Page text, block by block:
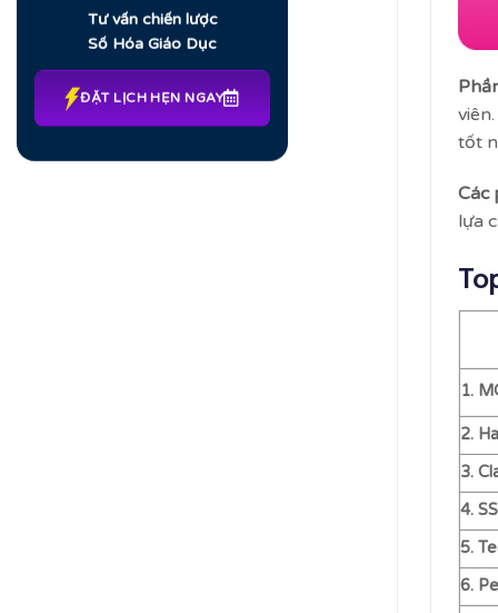
tốt
Các
lựa
1.
2.
3.
4.
5.
6.
Tư vấn chiến lược
Số Hóa Giáo Dục
ĐẶT LỊCH HẸN NGAY